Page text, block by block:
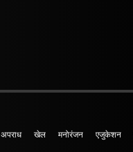
अपराध खेल मनोरंजन एजुकेशन